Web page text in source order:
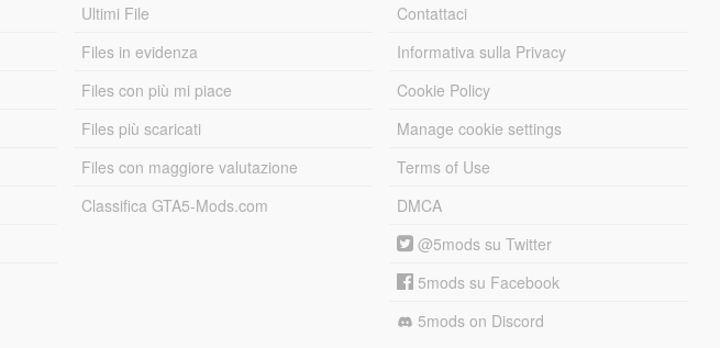
Ultimi File
Files in evidenza
Files con più mi piace
Files più scaricati
Files con maggiore valutazione
Classifica GTA5-Mods.com
Contattaci
Informativa sulla Privacy
Cookie Policy
Manage cookie settings
Terms of Use
DMCA
@5mods su Twitter
5mods su Facebook
5mods on Discord